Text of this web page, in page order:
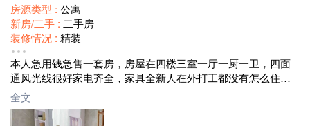
房源类型 : 公寓
新房/二手 : 二手房
装修情况 : 精装
面积 :
售价 :13万含家具
本人急用钱急售一套房，房屋在四楼三室一厅一厨一卫，四面
通风光线很好家电齐全，家具全新人在外打工都没有怎么住
过。房子没有房产证。。13587831309这是我号码
全文